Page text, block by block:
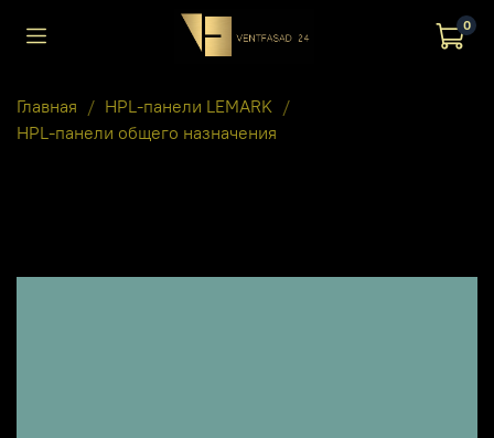
0
Главная
HPL-панели LEMARK
HPL-панели общего назначения